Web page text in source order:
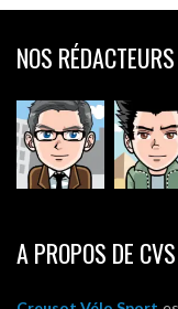
NOS RÉDACTEURS
A PROPOS DE CVS